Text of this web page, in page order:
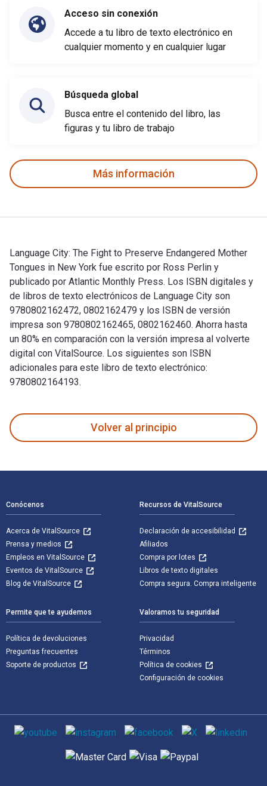
Acceso sin conexión
Accede a tu libro de texto electrónico en
cualquier momento y en cualquier lugar
Búsqueda global
Busca entre el contenido del libro, las
figuras y tu libro de trabajo
Más información
Language City: The Fight to Preserve Endangered Mother
Tongues in New York fue escrito por Ross Perlin y
publicado por Atlantic Monthly Press. Los ISBN digitales y
de libros de texto electrónicos de Language City son
9780802162472, 0802162479 y los ISBN de versión
impresa son 9780802162465, 0802162460. Ahorra hasta
un 80% en comparación con la versión impresa al volverte
digital con VitalSource. Los siguientes son ISBN
adicionales para este libro de texto electrónico:
9780802164193.
Volver al principio
Conócenos
Acerca de VitalSource
Prensa y medios
Empleos en VitalSource
Eventos de VitalSource
Blog de VitalSource
Recursos de VitalSource
Declaración de accesibilidad
Afiliados
Compra por lotes
Libros de texto digitales
Compra segura. Compra inteligente
Permite que te ayudemos
Política de devoluciones
Preguntas frecuentes
Soporte de productos
Valoramos tu seguridad
Privacidad
Términos
Política de cookies
Configuración de cookies
Medios de comunicación social
Métodos de pago admitidos